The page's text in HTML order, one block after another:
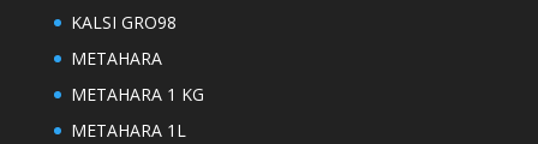
KALSI GRO98
METAHARA
METAHARA 1 KG
METAHARA 1L